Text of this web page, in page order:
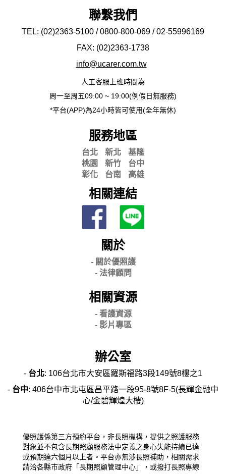
聯繫我們
TEL: (02)2363-5100 / 0800-800-069 / 02-55996169
FAX: (02)2363-1738
info@ucarer.com.tw
人工客服上班時間為
周一至周五09:00 ~ 19:00(例假日無服務)
*平台(APP)為24小時皆可使用(全年無休)
服務地區
台北 新北
基隆
桃園
新竹
台中
彰化
台南 高雄
相關連結
關於
- 關於優照護
- 法律顧問
相關資源
- 看護資源
- 影片專區
辦公室
- 台北: 106台北市大安區羅斯福路3段149號8樓之1
- 台中: 406台中市北屯區昌平路一段95-8號8F-5(長輝金融中
心/金碧輝煌大樓)
優照護係第三方預約平台，非長照機構，提供之照護服務
對象並不包含長期照顧服務法中定義之身心失能持續已達
或預期達六個月以上者。平台亦無涉長照補助，相關需求
請洽各縣市政府「長期照顧管理中心」，或撥打長照專線